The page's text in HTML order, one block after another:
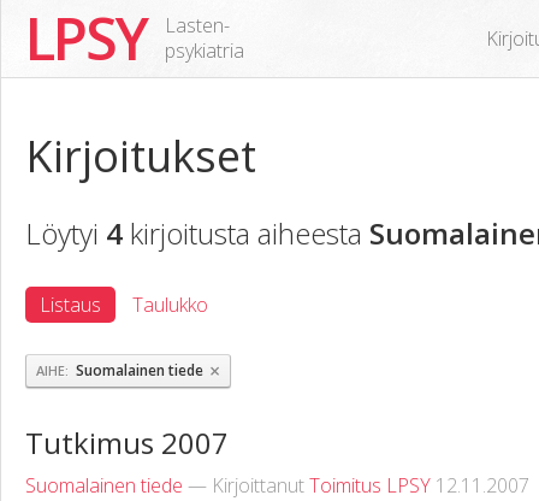
LPSY
Lasten-
psykiatria
Kirjoitukset
Löytyi 4 kirjoitusta aiheesta
Listaus Taulukko
AIHE Suomalainen tiede ×
Tutkimus 2007
Suomalainen tiede — KirjoittanutToimitus LPSY 12.11.2007